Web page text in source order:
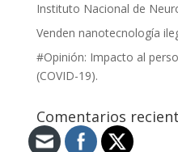
Instituto Nacional de
Venden nanotecnología
#Opinión: Impacto al
(COVID-19).
Comentarios